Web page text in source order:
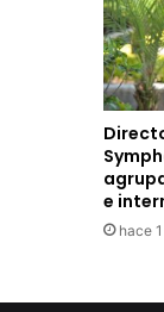
e
hace